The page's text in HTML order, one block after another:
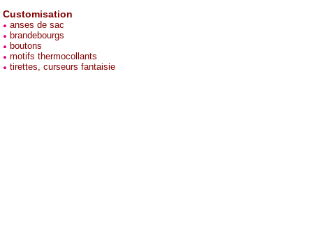
Customisation
anses de sac
brandebourgs
boutons
motifs thermocollants
tirettes, curseurs fantaisie